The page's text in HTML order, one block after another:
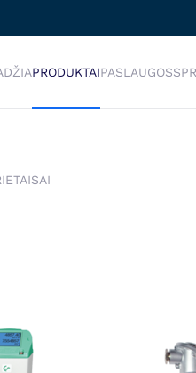
PRODUKTAIPASLAUGOS